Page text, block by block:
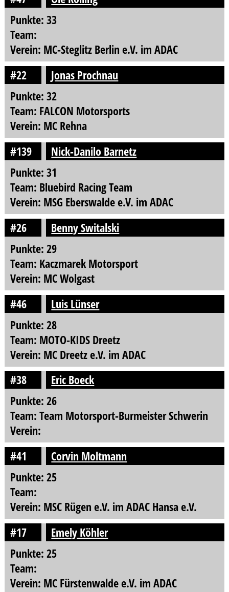
Punkte: 33
Team:
Verein: MC-Steglitz Berlin e.V. im ADAC
#22
Jonas Prochnau
Punkte: 32
Team: FALCON Motorsports
Verein: MC Rehna
#139
Nick-Danilo Barnetz
Punkte: 31
Team: Bluebird Racing Team
Verein: MSG Eberswalde e.V. im ADAC
#26
Benny Switalski
Punkte: 29
Team: Kaczmarek Motorsport
Verein: MC Wolgast
#46
Luis Lünser
Punkte: 28
Team: MOTO-KIDS Dreetz
Verein: MC Dreetz e.V. im ADAC
#38
Eric Boeck
Punkte: 26
Team: Team Motorsport-Burmeister Schwerin
Verein:
#41
Corvin Moltmann
Punkte: 25
Team:
Verein: MSC Rügen e.V. im ADAC Hansa e.V.
#17
Emely Köhler
Punkte: 25
Team:
Verein: MC Fürstenwalde e.V. im ADAC